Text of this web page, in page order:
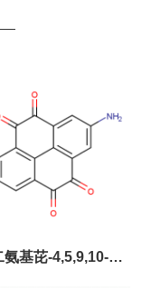
氨基芘-4,5,9,10-四